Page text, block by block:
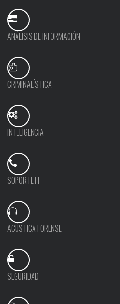
ANÁLISIS DE INFORMACIÓN
CRIMINALÍSTICA
INTELIGENCIA
SOPORTE IT
ACÚSTICA FORENSE
SEGURIDAD